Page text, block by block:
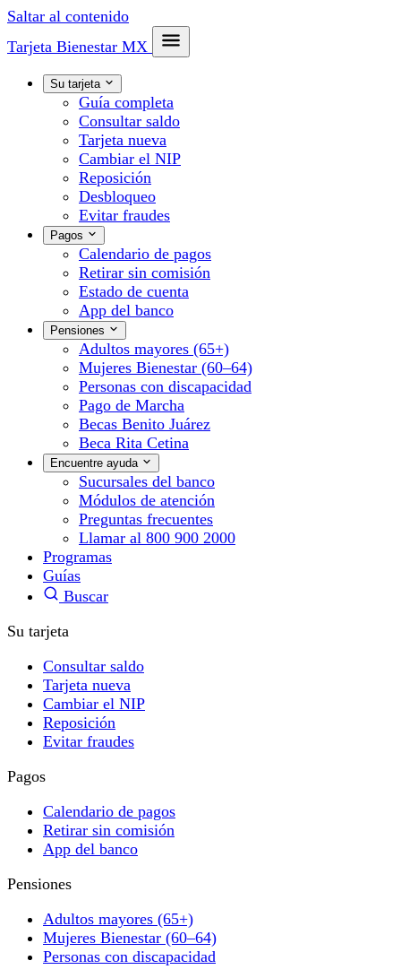
Saltar al contenido
Tarjeta Bienestar MX
Su tarjeta
Guía completa
Consultar saldo
Tarjeta nueva
Cambiar el NIP
Reposición
Desbloqueo
Evitar fraudes
Pagos
Calendario de pagos
Retirar sin comisión
Estado de cuenta
App del banco
Pensiones
Adultos mayores (65+)
Mujeres Bienestar (60–64)
Personas con discapacidad
Pago de Marcha
Becas Benito Juárez
Beca Rita Cetina
Encuentre ayuda
Sucursales del banco
Módulos de atención
Preguntas frecuentes
Llamar al 800 900 2000
Programas
Guías
Buscar
Su tarjeta
Consultar saldo
Tarjeta nueva
Cambiar el NIP
Reposición
Evitar fraudes
Pagos
Calendario de pagos
Retirar sin comisión
App del banco
Pensiones
Adultos mayores (65+)
Mujeres Bienestar (60–64)
Personas con discapacidad